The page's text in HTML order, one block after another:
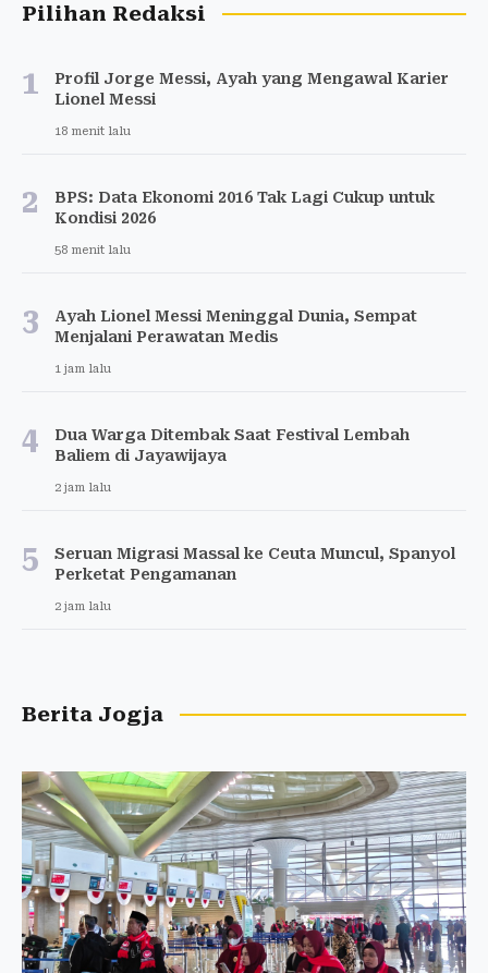
Pilihan Redaksi
1
Profil Jorge Messi, Ayah yang Mengawal Karier
Lionel Messi
18 menit lalu
2
BPS: Data Ekonomi 2016 Tak Lagi Cukup untuk
Kondisi 2026
58 menit lalu
3
Ayah Lionel Messi Meninggal Dunia, Sempat
Menjalani Perawatan Medis
1 jam lalu
4
Dua Warga Ditembak Saat Festival Lembah
Baliem di Jayawijaya
2 jam lalu
5
Seruan Migrasi Massal ke Ceuta Muncul, Spanyol
Perketat Pengamanan
2 jam lalu
Berita Jogja